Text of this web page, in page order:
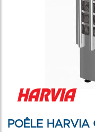
POÊLE HARVIA